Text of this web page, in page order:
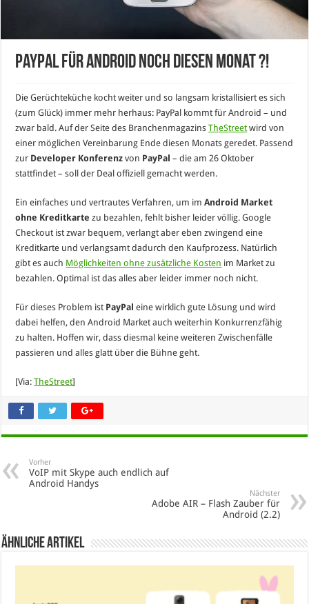
PayPal für Android noch diesen Monat ?!
Die Gerüchteküche kocht weiter und so langsam kristallisiert es sich
(zum Glück) immer mehr herhaus: PayPal kommt für Android – und
zwar bald. Auf der Seite des BranchenmagazinsTheStreetwird von
einer möglichen Vereinbarung Ende diesen Monats geredet. Passend
zur Developer Konferenz von PayPal – die am 26 Oktober
stattfindet – soll der Deal offiziell gemacht werden.
Ein einfaches und vertrautes Verfahren, um imAndroid Market
ohne Kreditkarte zu bezahlen, fehlt bisher leider völlig. Google
Checkout ist zwar bequem, verlangt aber eben zwingend eine
Kreditkarte und verlangsamt dadurch den Kaufprozess. Natürlich
gibt es auch Möglichkeiten ohne zusätzliche Kosten im Market zu
bezahlen. Optimal ist das alles aber leider immer noch nicht.
Für dieses Problem ist PayPal eine wirklich gute Lösung und wird
dabei helfen, den Android Market auch weiterhin Konkurrenzfähig
zu halten. Hoffen wir, dass diesmal keine weiteren Zwischenfälle
passieren und alles glatt über die Bühne geht.
[Via:TheStreet]
Vorher
VoIP mit Skype auch endlich auf
Android Handys
Nächster
Adobe AIR – Flash Zauber für
Android (2.2)
Ähnliche Artikel